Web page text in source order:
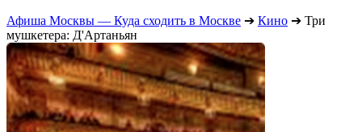
Афиша Москвы — Куда сходить в Москве ➔ Кино ➔ Три
мушкетера: Д'Артаньян